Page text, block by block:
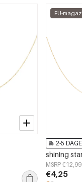
EU-
2-5
shining
MSRP €12,99
€4,25